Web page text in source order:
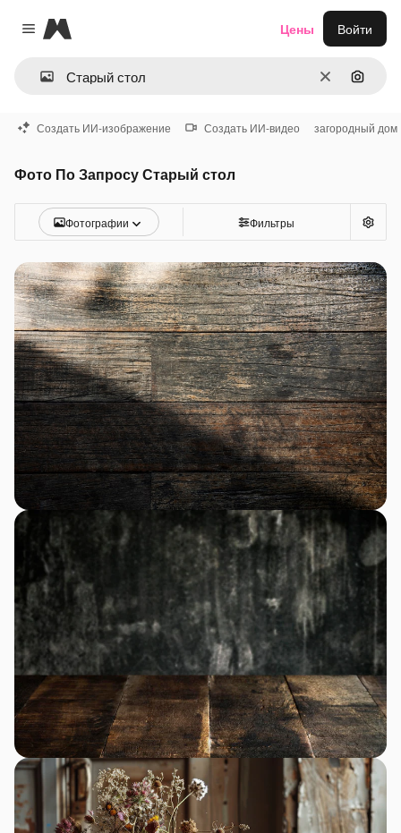
Close menu
Magnific
ОчиститьПоиск
Цены Войти
Создать ИИ-изображение Создать ИИ-видео загородный дом
Фото По Запросу Старый стол
Фотографии Фильтры